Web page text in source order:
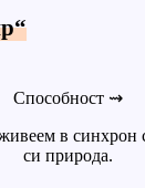
Способност ⇝
в синхрон
си природа.